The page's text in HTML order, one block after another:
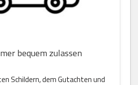
bequem zulassen
Schildern, dem Gutachten und